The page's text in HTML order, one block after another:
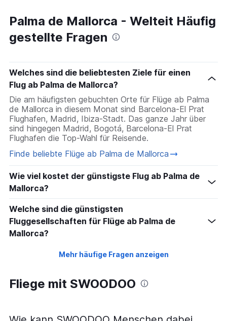
Flüge nach Denpasar
Flüge nach Zürich
Palma de Mallorca - Welteit Häufig
gestellte Fragen
Welches sind die beliebtesten Ziele für einen
Flug ab Palma de Mallorca?
Die am häufigsten gebuchten Orte für Flüge ab Palma
de Mallorca in diesem Monat sind Barcelona-El Prat
Flughafen, Madrid, Ibiza-Stadt. Das ganze Jahr über
sind hingegen Madrid, Bogotá, Barcelona-El Prat
Flughafen die Top-Wahl für Reisende.
Finde beliebte Flüge ab Palma de Mallorca
Wie viel kostet der günstigste Flug ab Palma de
Mallorca?
Welche sind die günstigsten
Fluggesellschaften für Flüge ab Palma de
Mallorca?
Mehr häufige Fragen anzeigen
Fliege mit SWOODOO